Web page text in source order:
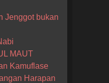
Jenggot bukan
MAUT
Kamuflase
Harapan